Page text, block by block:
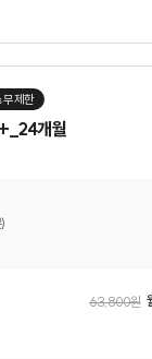
제한
개월
63,800원